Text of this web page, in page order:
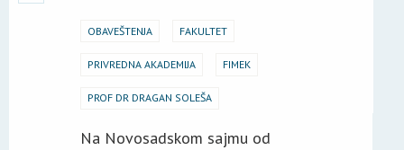
OBAVEŠTENJA FAKULTET
PRIVREDNA AKADEMIJA FIMEK
PROF DR DRAGAN SOLEŠA
Na Novosadskom sajmu od